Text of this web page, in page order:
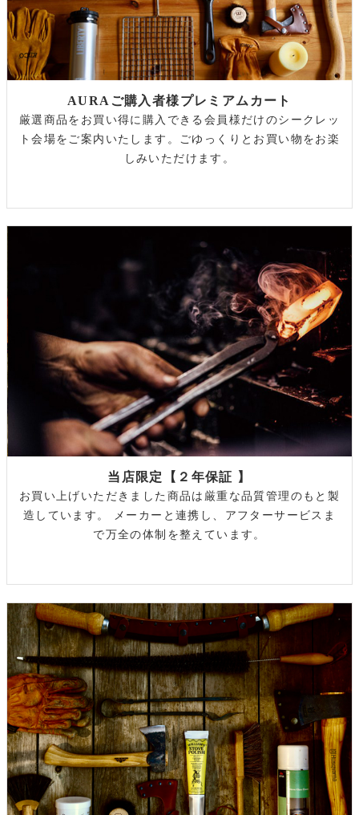
AURAご購入者様プレミアムカート
厳選商品をお買い得に購入できる会員様だけのシークレッ
ト会場をご案内いたします。ごゆっくりとお買い物をお楽
しみいただけます。
当店限定【２年保証 】
お買い上げいただきました商品は厳重な品質管理のもと製
造しています。 メーカーと連携し、アフターサービスま
で万全の体制を整えています。